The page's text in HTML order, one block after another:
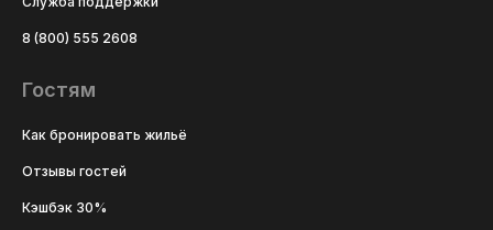
8 (800) 555 2608
Гостям
Как бронировать жильё
Отзывы гостей
Кэшбэк 30%